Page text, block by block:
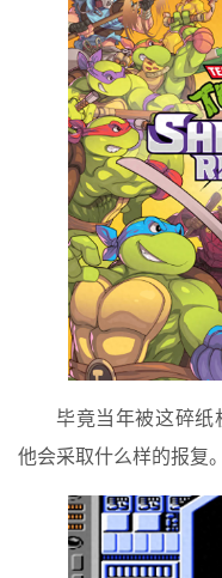
毕竟当年被这碎纸
他会采取什么样的报复